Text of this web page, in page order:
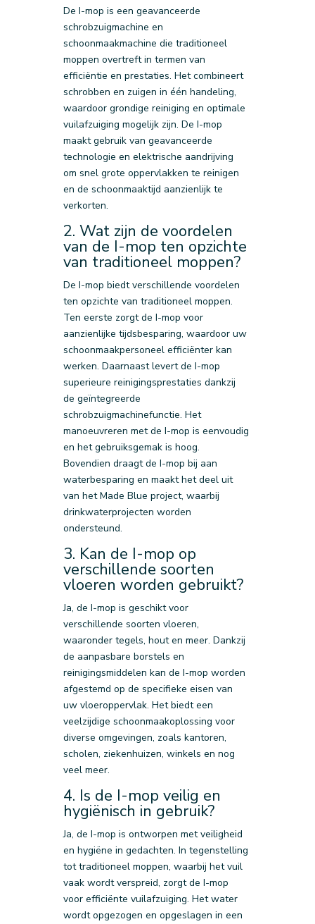
De I-mop is een geavanceerde
schrobzuigmachine en
schoonmaakmachine die traditioneel
moppen overtreft in termen van
efficiëntie en prestaties. Het combineert
schrobben en zuigen in één handeling,
waardoor grondige reiniging en optimale
vuilafzuiging mogelijk zijn. De I-mop
maakt gebruik van geavanceerde
technologie en elektrische aandrijving
om snel grote oppervlakken te reinigen
en de schoonmaaktijd aanzienlijk te
verkorten.
2. Wat zijn de voordelen
van de I-mop ten opzichte
van traditioneel moppen?
De I-mop biedt verschillende voordelen
ten opzichte van traditioneel moppen.
Ten eerste zorgt de I-mop voor
aanzienlijke tijdsbesparing, waardoor uw
schoonmaakpersoneel efficiënter kan
werken. Daarnaast levert de I-mop
superieure reinigingsprestaties dankzij
de geïntegreerde
schrobzuigmachinefunctie. Het
manoeuvreren met de I-mop is eenvoudig
en het gebruiksgemak is hoog.
Bovendien draagt de I-mop bij aan
waterbesparing en maakt het deel uit
van het Made Blue project, waarbij
drinkwaterprojecten worden
ondersteund.
3. Kan de I-mop op
verschillende soorten
vloeren worden gebruikt?
Ja, de I-mop is geschikt voor
verschillende soorten vloeren,
waaronder tegels, hout en meer. Dankzij
de aanpasbare borstels en
reinigingsmiddelen kan de I-mop worden
afgestemd op de specifieke eisen van
uw vloeroppervlak. Het biedt een
veelzijdige schoonmaakoplossing voor
diverse omgevingen, zoals kantoren,
scholen, ziekenhuizen, winkels en nog
veel meer.
4. Is de I-mop veilig en
hygiënisch in gebruik?
Ja, de I-mop is ontworpen met veiligheid
en hygiëne in gedachten. In tegenstelling
tot traditioneel moppen, waarbij het vuil
vaak wordt verspreid, zorgt de I-mop
voor efficiënte vuilafzuiging. Het water
wordt opgezogen en opgeslagen in een